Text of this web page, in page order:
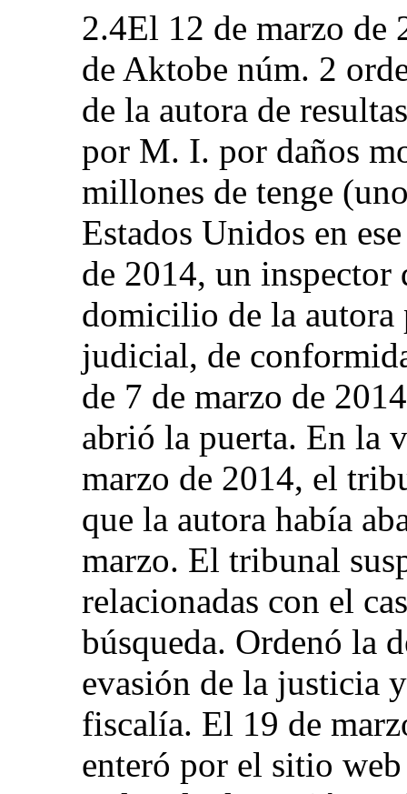
2.4El 12 de marzo
de Aktobe núm. 2
de la autora de
por M. I. por daños
millones de tenge
Estados Unidos en
de 2014, un
domicilio de la autora
judicial, de
de 7 de marzo de
abrió la puerta. En la
marzo de 2014, el
que la autora había
marzo. El tribunal
relacionadas con el
búsqueda. Ordenó la
evasión de la justicia
fiscalía. El 19 de
enteró por el sitio